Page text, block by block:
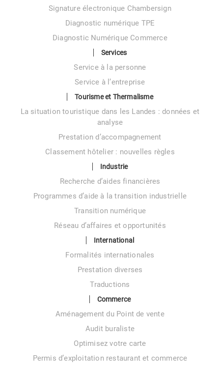
Signature électronique Chambersign
Diagnostic numérique TPE
Diagnostic Numérique Commerce
Services
Service à la personne
Service à l’entreprise
Tourisme et Thermalisme
La situation touristique dans les Landes : données et
analyse
Prestation d’accompagnement
Classement hôtelier : nouvelles règles
Industrie
Recherche d’aides financières
Programmes d’aide à la transition industrielle
Transition numérique
Réseau d’affaires et opportunités
International
Formalités internationales
Prestation diverses
Traductions
Commerce
Aménagement du Point de vente
Audit buraliste
Optimisez votre carte
Permis d’exploitation restaurant et commerce